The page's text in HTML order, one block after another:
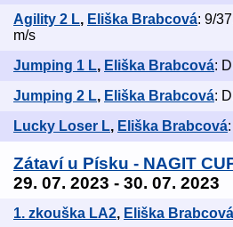
Agility 2 L, Eliška Brabcová: 9/
m/s
Jumping 1 L, Eliška Brabcová:
Jumping 2 L, Eliška Brabcová:
Lucky Loser L, Eliška Brabcová
Zátaví u Písku - NAGIT
29. 07. 2023 - 30. 07. 2023
1. zkouška LA2, Eliška Brabcová